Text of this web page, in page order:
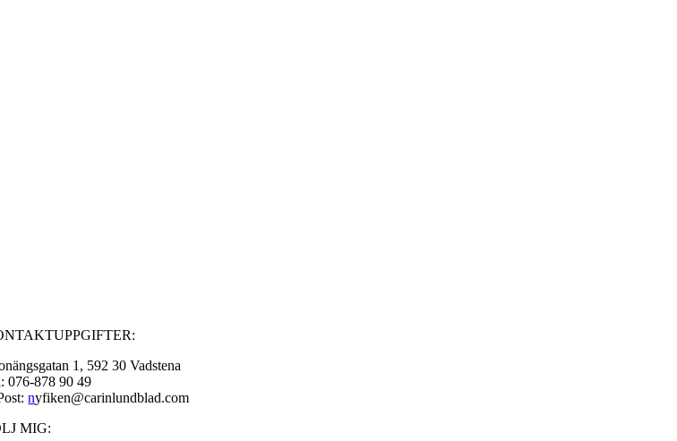
1, 592 30 Vadstena
076-878 90 49
nyfiken@carinlundblad.com
MIG: